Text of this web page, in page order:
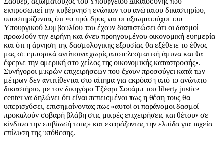
εκπροσωπεί την κυβέρνηση ενώπιον του ανώτατου δικαστηρίου,
υποστηρίζοντας ότι «ο πρόεδρος και οι αξιωματούχοι του
Υπουργικού Συμβουλίου του έχουν διαπιστώσει ότι οι δασμοί
προωθούν την ειρήνη και άνευ προηγουμένου οικονομική ευημερία
και ότι η άρνηση της δασμολογικής εξουσίας θα εξέθετε το έθνος
μας σε εμπορικά αντίποινα χωρίς αποτελεσματική άμυνα και θα
έφερνε την αμερική στο χείλος της οικονομικής καταστροφής».
Συνήγοροι μικρών επιχειρήσεων που έχουν προσφύγει κατά των
μέτρων δεν αντιτίθενται στο αίτημα για ακρόαση από το ανώτατο
δικαστήριο, με τον δικηγόρο Τζέφρι Σουάμπ του liberty justice
center να δηλώνει ότι είναι πεπεισμένοι πως η θέση τους θα
υπερισχύσει, επισημαίνοντας πως «αυτοί οι παράνομοι δασμοί
προκαλούν σοβαρή βλάβη στις μικρές επιχειρήσεις και θέτουν σε
κίνδυνο την επιβίωσή τους» και εκφράζοντας την ελπίδα για ταχεία
επίλυση της υπόθεσης.